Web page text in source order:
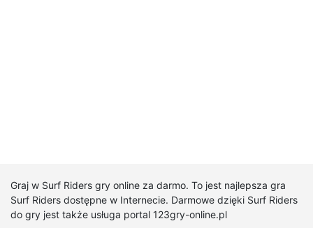
Graj w Surf Riders gry online za darmo. To jest najlepsza gra
Surf Riders dostępne w Internecie. Darmowe dzięki Surf Riders
do gry jest także usługa portal 123gry-online.pl